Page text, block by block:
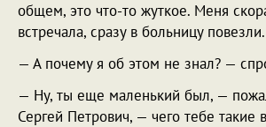
общем, это что-то жуткое. Меня
встречала, сразу в больницу повезли.
— А почему я об этом не знал? —
— Ну, ты еще маленький был, —
Сергей Петрович, — чего тебе такие